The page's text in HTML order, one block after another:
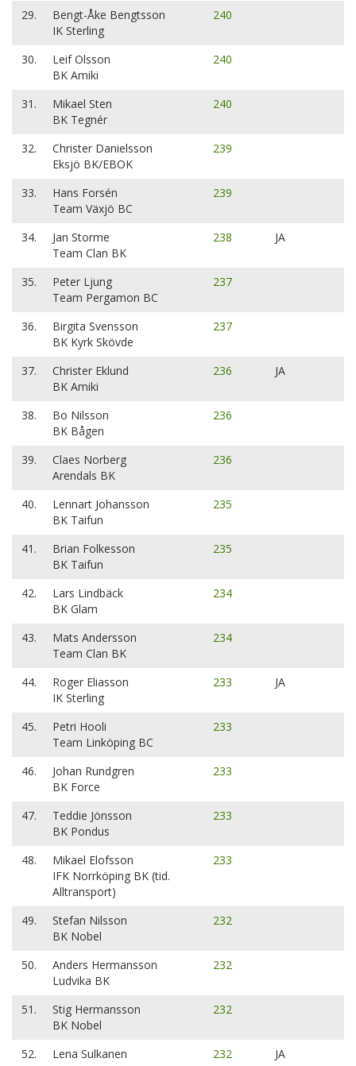
29.
Bengt-Åke Bengtsson
IK Sterling
240
30.
Leif Olsson
BK Amiki
240
31.
Mikael Sten
BK Tegnér
240
32.
Christer Danielsson
Eksjö BK/EBOK
239
33.
Hans Forsén
Team Växjö BC
239
34.
Jan Storme
Team Clan BK
238 JA
35.
Peter Ljung
Team Pergamon BC
237
36.
Birgita Svensson
BK Kyrk Skövde
237
37.
Christer Eklund
BK Amiki
236 JA
38.
Bo Nilsson
BK Bågen
236
39.
Claes Norberg
Arendals BK
236
40.
Lennart Johansson
BK Taifun
235
41.
Brian Folkesson
BK Taifun
235
42.
Lars Lindbäck
BK Glam
234
43.
Mats Andersson
Team Clan BK
234
44.
Roger Eliasson
IK Sterling
233 JA
45.
Petri Hooli
Team Linköping BC
233
46.
Johan Rundgren
BK Force
233
47.
Teddie Jönsson
BK Pondus
233
48.
Mikael Elofsson
IFK Norrköping BK (tid.
Alltransport)
233
49.
Stefan Nilsson
BK Nobel
232
50.
Anders Hermansson
Ludvika BK
232
51.
Stig Hermansson
BK Nobel
232
52.
Lena Sulkanen
232 JA